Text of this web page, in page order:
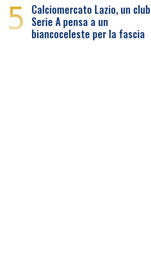
5 Calciomercato Lazio, un
Serie A pensa a un
biancoceleste per la fascia